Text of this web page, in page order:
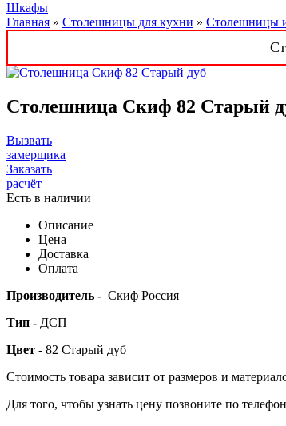
Шкафы
Главная » Столешницы для кухни » Столешницы
Столешница Скиф 82 Старый
Вызвать
замерщика
Заказать
расчёт
Есть в наличии
Описание
Цена
Доставка
Оплата
Производитель - Скиф Россия
Тип - ДСП
Цвет - 82 Старый дуб
Стоимость товара зависит от размеров и
Для того, чтобы узнать цену позвоните по